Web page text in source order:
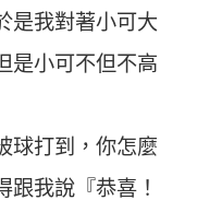
是我對著小可大
是小可不但不高
球打到，你怎麼
跟我說『恭喜！